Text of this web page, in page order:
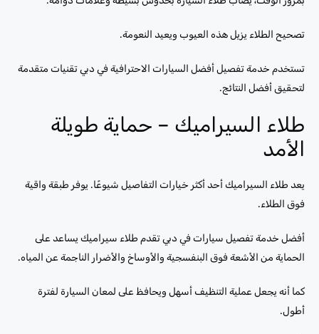
تصحيح الطلاء يزيل هذه العيوب ويعيد النعومة.
تستخدم خدمة تفصيل أفضل السيارات الاحترافية في دبي تقنيات متقدمة
لتحقيق أفضل النتائج.
طلاء السيراميك – حماية طويلة
الأمد
يعد طلاء السيراميك أحد أكثر خيارات التفاصيل شيوعًا. يوفر طبقة واقية
فوق الطلاء.
أفضل خدمة تفصيل سيارات في دبي تقدم طلاء سيراميك يساعد على
الحماية من الأشعة فوق البنفسجية والأوساخ والأضرار الناجمة عن المياه.
كما أنه يجعل عملية التنظيف أسهل ويحافظ على لمعان السيارة لفترة
أطول.